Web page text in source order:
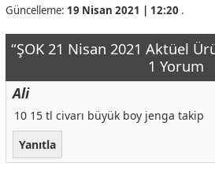
Güncelleme: 19 Nisan 2021 | 12:20 .
“ŞOK 21 Nisan 2021 Aktüel
1 Yorum
Ali
10 15 tl civarı büyük boy jenga takip
Yanıtla